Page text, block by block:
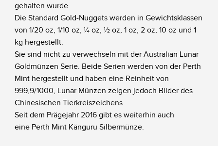
gehalten wurde.
Die Standard Gold-Nuggets werden in Gewichtsklassen
von 1/20 oz, 1/10 oz, ¼ oz, ½ oz, 1 oz, 2 oz, 10 oz und 1
kg hergestellt.
Sie sind nicht zu verwechseln mit der Australian Lunar
Goldmünzen Serie. Beide Serien werden von der Perth
Mint hergestellt und haben eine Reinheit von
999,9/1000, Lunar Münzen zeigen jedoch Bilder des
Chinesischen Tierkreiszeichens.
Seit dem Prägejahr 2016 gibt es weiterhin auch
eine Perth Mint Känguru Silbermünze.